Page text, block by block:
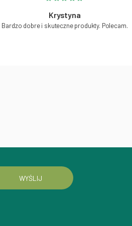
Krystyna
Bardzo dobre i skuteczne produkty. Polecam.
WYŚLIJ